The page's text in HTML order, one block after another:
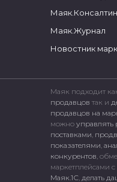
Маяк.Журнал
Новостник
Маяк подходит
продавцов так и
продавцов на
можно управлять
поставками,
показателями,
конкурентов,
маркетплейсами
Маяк.1С, делать